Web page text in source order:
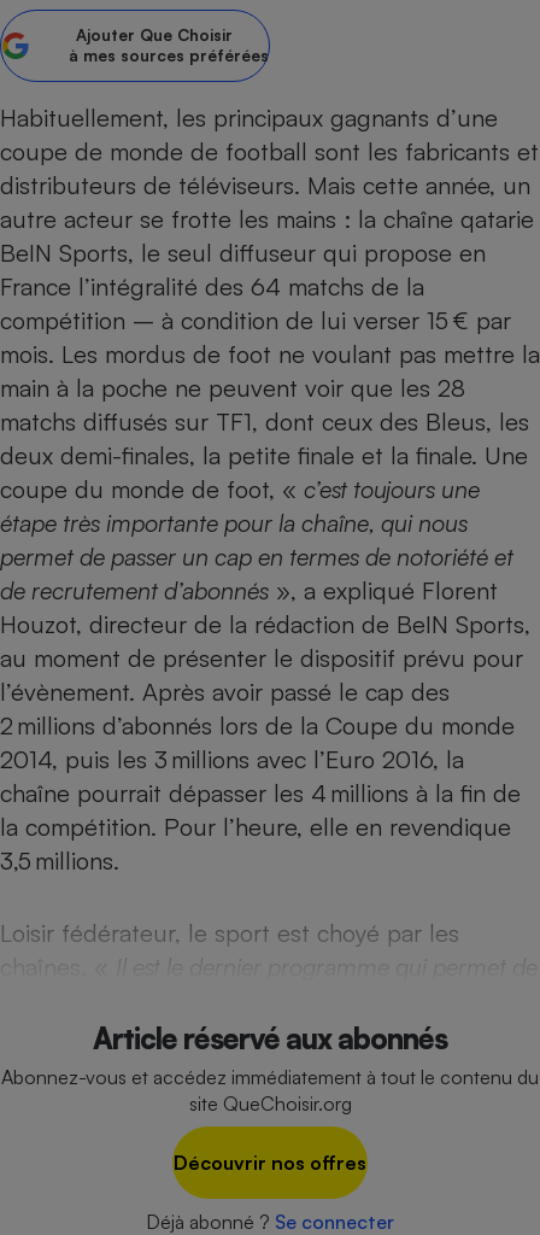
Ajouter Que Choisir
à mes sources préférées
Habituellement, les principaux gagnants d’une
coupe de monde de football sont les fabricants et
distributeurs de téléviseurs. Mais cette année, un
autre acteur se frotte les mains : la chaîne qatarie
BeIN Sports, le seul diffuseur qui propose en
France l’intégralité des 64 matchs de la
compétition – à condition de lui verser 15 € par
mois. Les mordus de foot ne voulant pas mettre la
main à la poche ne peuvent voir que les 28
matchs diffusés sur TF1, dont ceux des Bleus, les
deux demi-finales, la petite finale et la finale. Une
coupe du monde de foot, « c’est toujours une
étape très importante pour la chaîne, qui nous
permet de passer un cap en termes de notoriété et
de recrutement d’abonnés », a expliqué Florent
Houzot, directeur de la rédaction de BeIN Sports,
au moment de présenter le dispositif prévu pour
l’évènement. Après avoir passé le cap des
2 millions d’abonnés lors de la Coupe du monde
2014, puis les 3 millions avec l’Euro 2016, la
chaîne pourrait dépasser les 4 millions à la fin de
la compétition. Pour l’heure, elle en revendique
3,5 millions.
Loisir fédérateur, le sport est choyé par les
chaînes. «
Il est le dernier programme qui permet de
Article réservé aux abonnés
Abonnez-vous et accédez immédiatement à tout le contenu du
site QueChoisir.org
Découvrir nos offres
Déjà abonné ? Se connecter
bouteille
Assurance emprunteur
Lave-linge
Plaque de cuisson à
induction
Cafetière à expressos
Téléviseur
Téléphone mobile -
Matelas
Climatiseur -
Ventilateur
Antimoustique